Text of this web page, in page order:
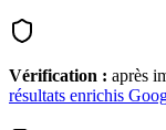
Vérification : après
résultats enrichis